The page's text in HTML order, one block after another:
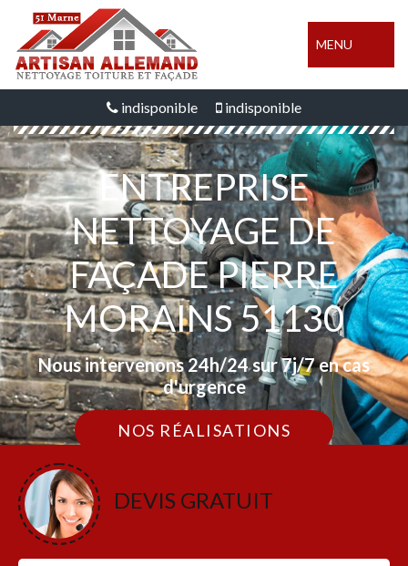
MENU
indisponible indisponible
ENTREPRISE
NETTOYAGE DE
FAÇADE PIERRE
MORAINS 51130
Nous intervenons 24h/24 sur 7j/7 en cas
d'urgence
NOS RÉALISATIONS
DEVIS GRATUIT